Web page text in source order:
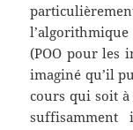
(POO pour les
imaginé qu’il
cours qui soit